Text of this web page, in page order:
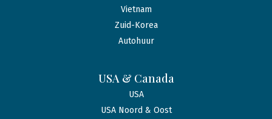
Vietnam
Zuid-Korea
Autohuur
USA & Canada
USA
USA Noord & Oost